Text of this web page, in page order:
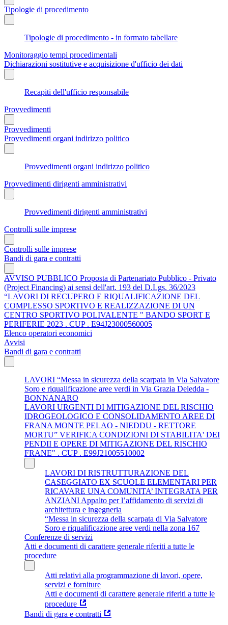
Tipologie di procedimento
Tipologie di procedimento - in formato tabellare
Monitoraggio tempi procedimentali
Dichiarazioni sostitutive e acquisizione d'ufficio dei dati
Recapiti dell'ufficio responsabile
Provvedimenti
Provvedimenti
Provvedimenti organi indirizzo politico
Provvedimenti organi indirizzo politico
Provvedimenti dirigenti amministrativi
Provvedimenti dirigenti amministrativi
Controlli sulle imprese
Controlli sulle imprese
Bandi di gara e contratti
AVVISO PUBBLICO Proposta di Partenariato Pubblico - Privato
(Project Financing) ai sensi dell'art. 193 del D.Lgs. 36/2023
“LAVORI DI RECUPERO E RIQUALIFICAZIONE DEL
COMPLESSO SPORTIVO E REALIZZAZIONE DI UN
CENTRO SPORTIVO POLIVALENTE " BANDO SPORT E
PERIFERIE 2023 . CUP . E94J23000560005
Elenco operatori economici
Avvisi
Bandi di gara e contratti
LAVORI “Messa in sicurezza della scarpata in Via Salvatore
Soro e riqualificazione aree verdi in Via Grazia Deledda -
BONNANARO
LAVORI URGENTI DI MITIGAZIONE DEL RISCHIO
IDROGEOLOGICO E CONSOLIDAMENTO AREE DI
FRANA MONTE PELAO - NIEDDU - RETTORE
MORTU” VERIFICA CONDIZIONI DI STABILITA' DEI
PENDII E OPERE DI MITIGAZIONE DEL RISCHIO
FRANE" . CUP . E99J21005510002
LAVORI DI RISTRUTTURAZIONE DEL
CASEGGIATO EX SCUOLE ELEMENTARI PER
RICAVARE UNA COMUNITA’ INTEGRATA PER
ANZIANI Appalto per l’affidamento di servizi di
architettura e ingegneria
“Messa in sicurezza della scarpata di Via Salvatore
Soro e riqualificazione aree verdi nella zona 167
Conferenze di servizi
Atti e documenti di carattere generale riferiti a tutte le
procedure
Atti relativi alla programmazione di lavori, opere,
servizi e forniture
Atti e documenti di carattere generale riferiti a tutte le
procedure
Bandi di gara e contratti